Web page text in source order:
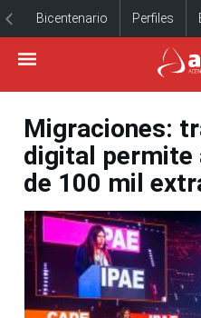
Bicentenario Perfiles
Migraciones:
digital permite
de 100 mil